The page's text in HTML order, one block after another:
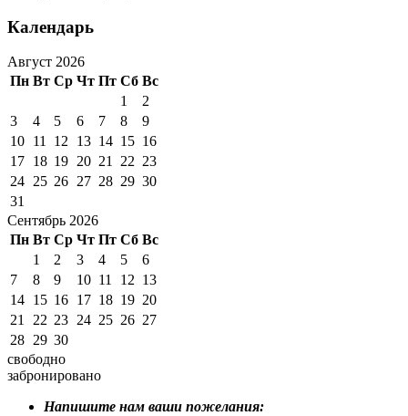
Календарь
Август 2026
Пн Вт Ср Чт Пт Сб Вс
1
2
3
4 5 6 7 8
9
10 11 12 13 14 15 16
17 18 19 20 21 22 23
24 25 26 27 28 29 30
31
Сентябрь 2026
Пн Вт Ср Чт Пт Сб Вс
1
2 3 4 5
6
7
8 9 10 11 12 13
14 15 16 17 18 19 20
21
22 23 24 25 26 27
28 29 30
свободно
забронировано
Напишите нам ваши пожелания: